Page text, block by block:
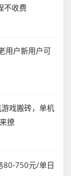
不收费
用户新用户可
戏搬砖，单机
撩
80-750元/单日